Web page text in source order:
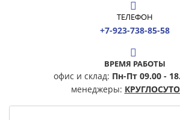
ТЕЛЕФОН
+7-923-738-85-58
ВРЕМЯ РАБОТЫ
офис и склад: Пн-Пт 09.00 -
менеджеры: